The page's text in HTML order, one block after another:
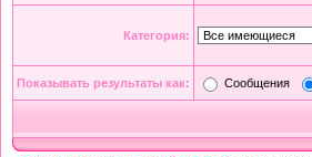
Категория:
Показывать результаты как: Сообщения